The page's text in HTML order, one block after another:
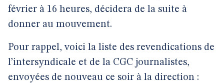
février à 16 heures, décidera de la suite à
donner au mouvement.
Pour rappel, voici la liste des revendications de
l’intersyndicale et de la CGC journalistes,
envoyées de nouveau ce soir à la direction :